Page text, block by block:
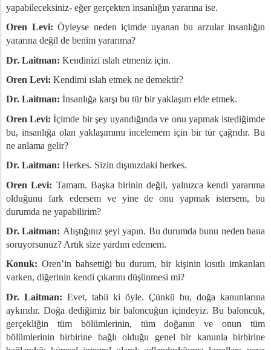
yapabileceksiniz- eğer gerçekten insanlığın yararına ise.
Oren Levi: Öyleyse neden içimde uyanan bu arzular insanlığın
yararına değil de benim yararıma?
Dr. Laitman: Kendinizi ıslah etmeniz için.
Oren Levi: Kendimi ıslah etmek ne demektir?
Dr. Laitman: İnsanlığa karşı bu tür bir yaklaşım elde etmek.
Oren Levi: İçimde bir şey uyandığında ve onu yapmak istediğimde
bu, insanlığa olan yaklaşımımı incelemem için bir tür çağrıdır. Bu
ne anlama gelir?
Dr. Laitman: Herkes. Sizin dışınızdaki herkes.
Oren Levi: Tamam. Başka birinin değil, yalnızca kendi yararıma
olduğunu fark edersem ve yine de onu yapmak istersem, bu
durumda ne yapabilirim?
Dr. Laitman: Alıştığınız şeyi yapın. Bu durumda bunu neden bana
soruyorsunuz? Artık size yardım edemem.
Konuk: Oren’in bahsettiği bu durum, bir kişinin kısıtlı imkanları
varken, diğerinin kendi çıkarını düşünmesi mi?
Dr. Laitman: Evet, tabii ki öyle. Çünkü bu, doğa kanunlarına
aykırıdır. Doğa dediğimiz bir baloncuğun içindeyiz. Bu baloncuk,
gerçekliğin tüm bölümlerinin, tüm doğanın ve onun tüm
bölümlerinin birbirine bağlı olduğu genel bir kanunla birbirine